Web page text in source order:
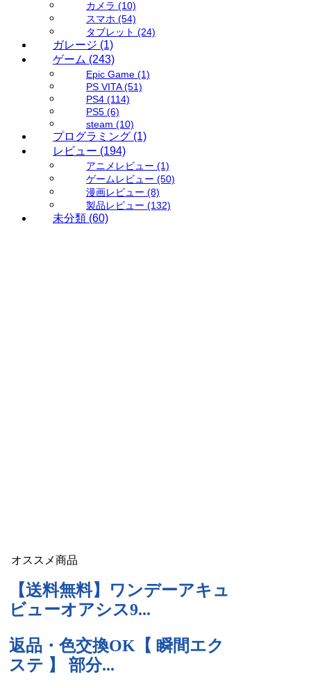
カメラ (10)
スマホ (54)
タブレット (24)
ガレージ (1)
ゲーム (243)
Epic Game (1)
PS VITA(51)
PS4 (114)
PS5 (6)
steam (10)
プログラミング (1)
レビュー (194)
アニメレビュー (1)
ゲームレビュー (50)
漫画レビュー (8)
製品レビュー (132)
未分類 (60)
オススメ商品